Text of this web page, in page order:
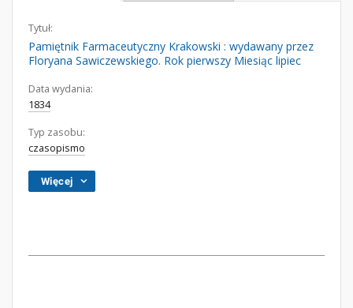
Tytuł:
Pamiętnik Farmaceutyczny Krakowski : wydawany przez
Floryana Sawiczewskiego. Rok pierwszy Miesiąc lipiec
Data wydania:
1834
Typ zasobu:
czasopismo
Więcej